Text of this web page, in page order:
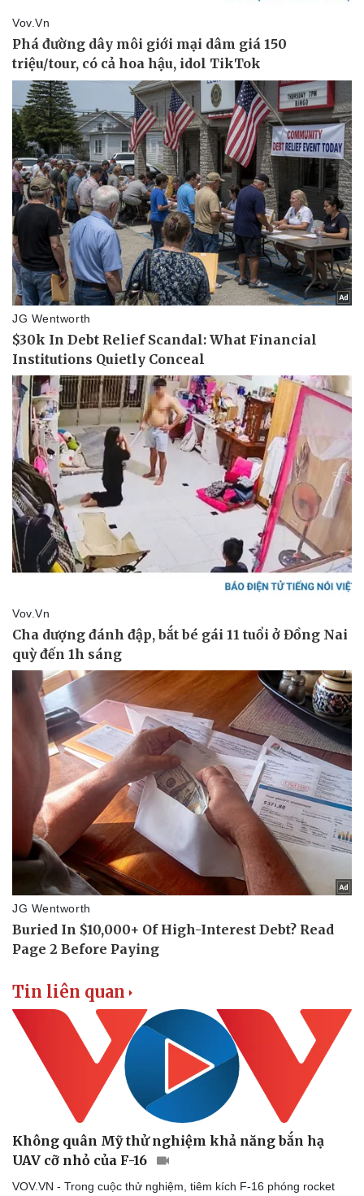
Pháp luật
Vụ án
Tin nóng
Tư vấn luật
Quân sự - Quốc
Vũ khí
Việt Nam
Phân tích
Tin liên quan
Không quân Mỹ thử nghiệm khả năng bắn hạ
UAV cỡ nhỏ của F-16
VOV.VN - Trong cuộc thử nghiệm, tiêm kích F-16 phóng rocket